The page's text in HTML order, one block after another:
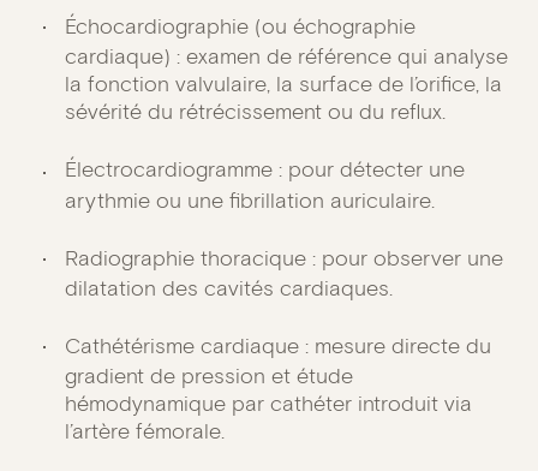
Échocardiographie (ou échographie
cardiaque) : examen de référence qui analyse
la fonction valvulaire, la surface de l’orifice, la
sévérité du rétrécissement ou du reflux.
Électrocardiogramme : pour détecter une
arythmie ou une fibrillation auriculaire.
Radiographie thoracique : pour observer une
dilatation des cavités cardiaques.
Cathétérisme cardiaque : mesure directe du
gradient de pression et étude
hémodynamique par cathéter introduit via
l’artère fémorale.